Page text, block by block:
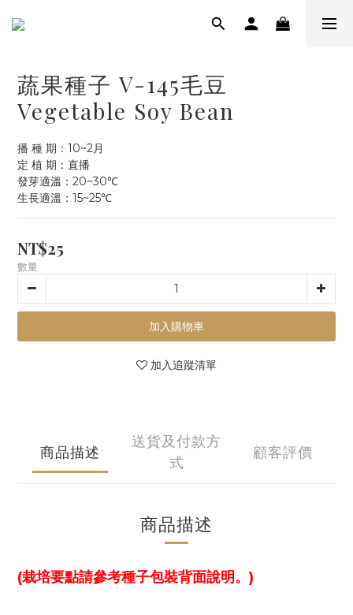
蔬果種子 V-145毛豆
Vegetable Soy Bean
播 種 期：10~2月
定 植 期：直播
發芽適溫：20~30℃
生長適溫：15~25℃
NT$25
數量
加入購物車
加入追蹤清單
商品描述
送貨及付款方
式
顧客評價
商品描述
(栽培要點請參考種子包裝背面說明。)